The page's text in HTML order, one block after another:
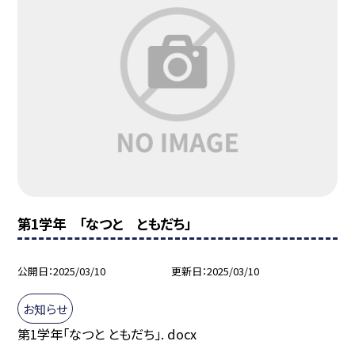
第1学年 「なつと ともだち」
公開日 2025/03/10 更新日 2025/03/10
お知らせ
第1学年「なつと ともだち」. docx